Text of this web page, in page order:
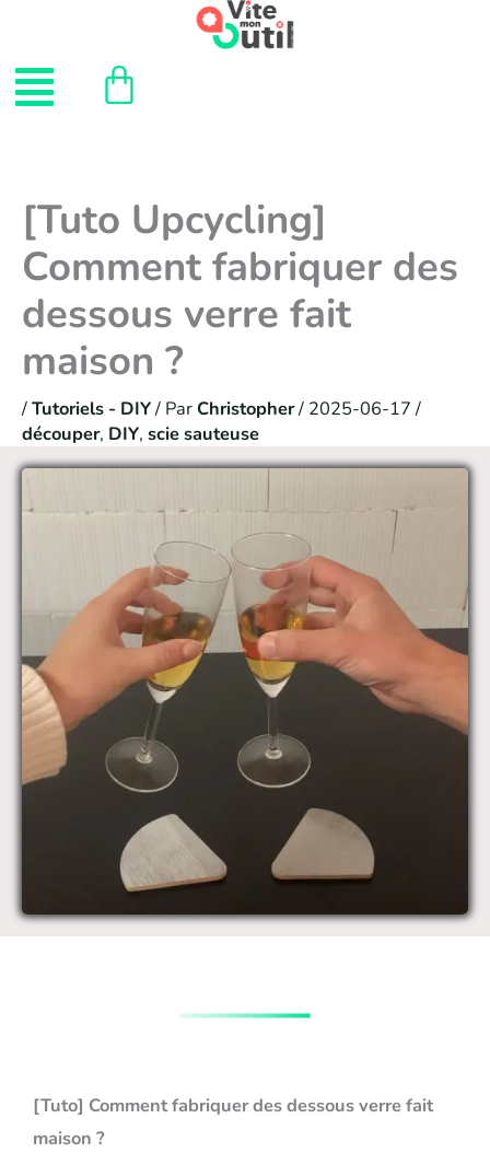
contenu
Menu
[Tuto Upcycling]
Comment fabriquer des
dessous verre fait
maison ?
/Tutoriels - DIY/ Par Christopher/ 2025-06-17/
découper, DIY, scie sauteuse
[Tuto] Comment fabriquer des dessous verre fait
maison ?